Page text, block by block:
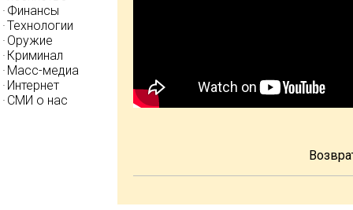
Финансы
Технологии
Оружие
Криминал
Масс-медиа
Интернет
СМИ о нас